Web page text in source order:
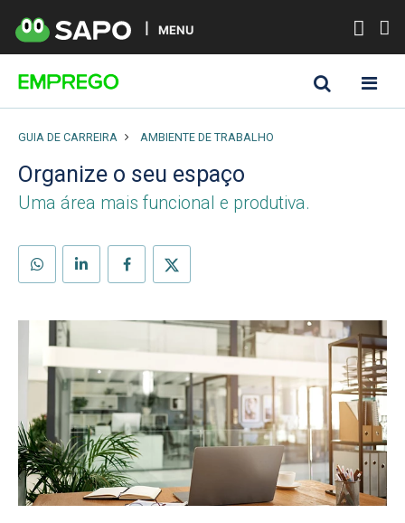
MENU
GUIA DE CARREIRA AMBIENTE DE TRABALHO
Organize o seu espaço
Uma área mais funcional e produtiva.